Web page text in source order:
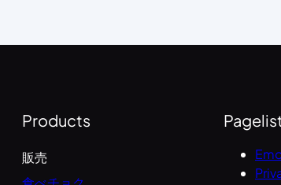
Products
販売